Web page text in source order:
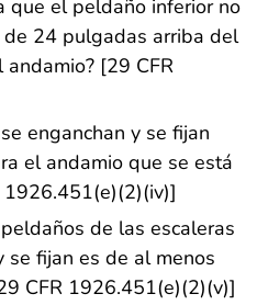
que el peldaño inferior no
de 24 pulgadas arriba del
[29 CFR
enganchan y se fijan
el andamio que se está
1926.451(e)(2)(iv)]
de las escaleras
se fijan es de al menos
CFR 1926.451(e)(2)(v)]